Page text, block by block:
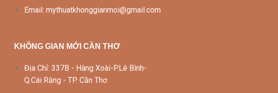
Email: mythuatkhonggianmoi@gmail.com
KHÔNG GIAN MỚI CẦN THƠ
Địa Chỉ: 337B - Hàng Xoài-P.Lê Bình-
Q.Cái Răng - TP. Cần Thơ